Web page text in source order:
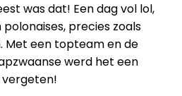
was dat! Een dag vol lol,
precies zoals
Met een topteam en de
werd het een